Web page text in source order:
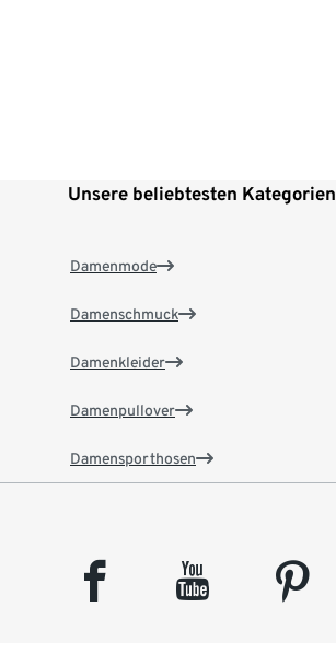
Unsere beliebtesten Kategorien
Damenmode
Damenschmuck
Damenkleider
Damenpullover
Damensporthosen
facebook youtube pinterest